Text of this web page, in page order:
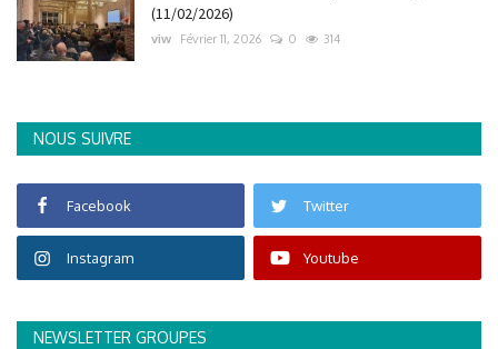
(11/02/2026)
viw Février 11, 2026 0 314
NOUS SUIVRE
Facebook Twitter
Instagram Youtube
NEWSLETTER GROUPES